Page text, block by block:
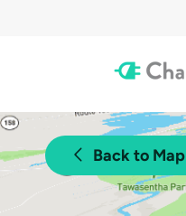
Back to Map